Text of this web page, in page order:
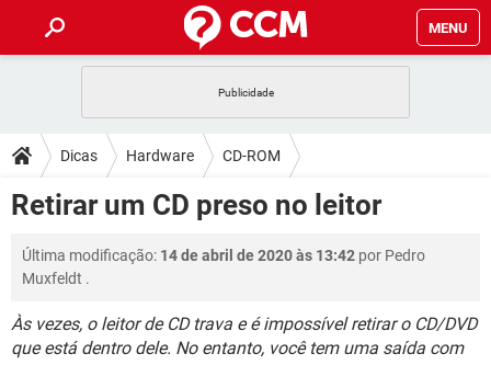
MENU
CELULAR FACEBOOK
OUTLOOK EXCEL
GUIA DE COMPRAS
DICAS
JOGOS WHATSAPP
CELULAR FACEBOOK
OUTLOOK EXCEL
GUIA DE COMPRAS
DOWNLOADS
CELULAR
INSTAGRAM GMAIL
FÓRUM
CELULAR FACEBOOK
JOGOS WHATSAPP
Dicas Hardware CD-ROM
Retirar um CD preso no leitor
Última modificação: 14 de abril de 2020 às 13:42 por Pedro
Muxfeldt .
Às vezes, o leitor de CD trava e é impossível retirar o CD/DVD
que está dentro dele. No entanto, você tem uma saída com